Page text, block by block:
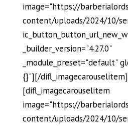
image="https://
content/uploads/2024/10/
_builder_version="4.27.0"
_module_preset="default"
{}"][/difl_imagecarouselitem]
[difl_imagecarouselitem
image="https://
content/uploads/2024/10/